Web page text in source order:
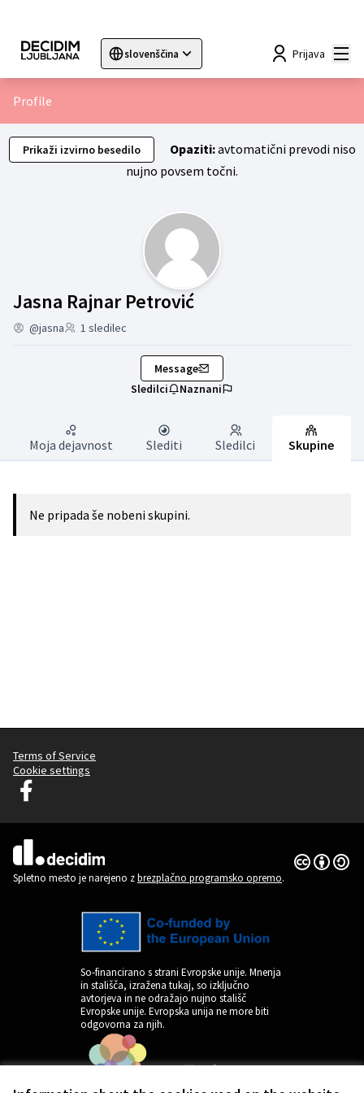
slovenščina
Sprache wählen Choose language Choisir la langue
Prijava
Profile
Prikaži izvirno besedilo Opaziti:avtomatični prevodi niso
nujno povsem točni.
Jasna Rajnar PetrovićSkupine (Jasna
@jasna 1 sledilec
Message
Sledilci
Naznani
Moja dejavnost Slediti Sledilci Skupine
Ne pripada še nobeni skupini.
Terms of Service
Cookie settings
Decidim Ljubljana na Facebooku
(Zunanja povezava)
Spletno mesto je narejeno zbrezplačno programsko opremo.
Dovoljenja
(Zunanja
So-financirano s strani Evropske unije. Mnenja
in stališča, izražena tukaj, so izključno
avtorjeva in ne odražajo nujno stališč
Evropske unije. Evropska unija ne more biti
odgovorna za njih.